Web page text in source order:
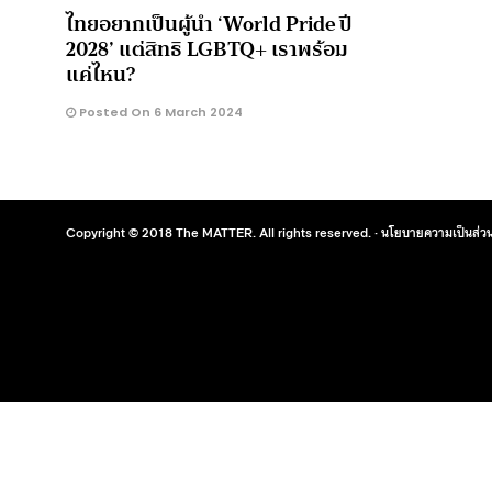
ไทยอยากเป็นผู้นำ ‘World Pride ปี
2028’ แต่สิทธิ LGBTQ+ เราพร้อม
แค่ไหน?
Posted On 6 March 2024
Copyright © 2018 The MATTER. All rights reserved. ·นโยบายความเป็นส่ว